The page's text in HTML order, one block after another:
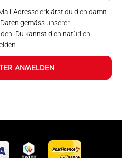
Adresse erklärst du dich damit
gemäss unserer
Du kannst dich natürlich
ANMELDEN